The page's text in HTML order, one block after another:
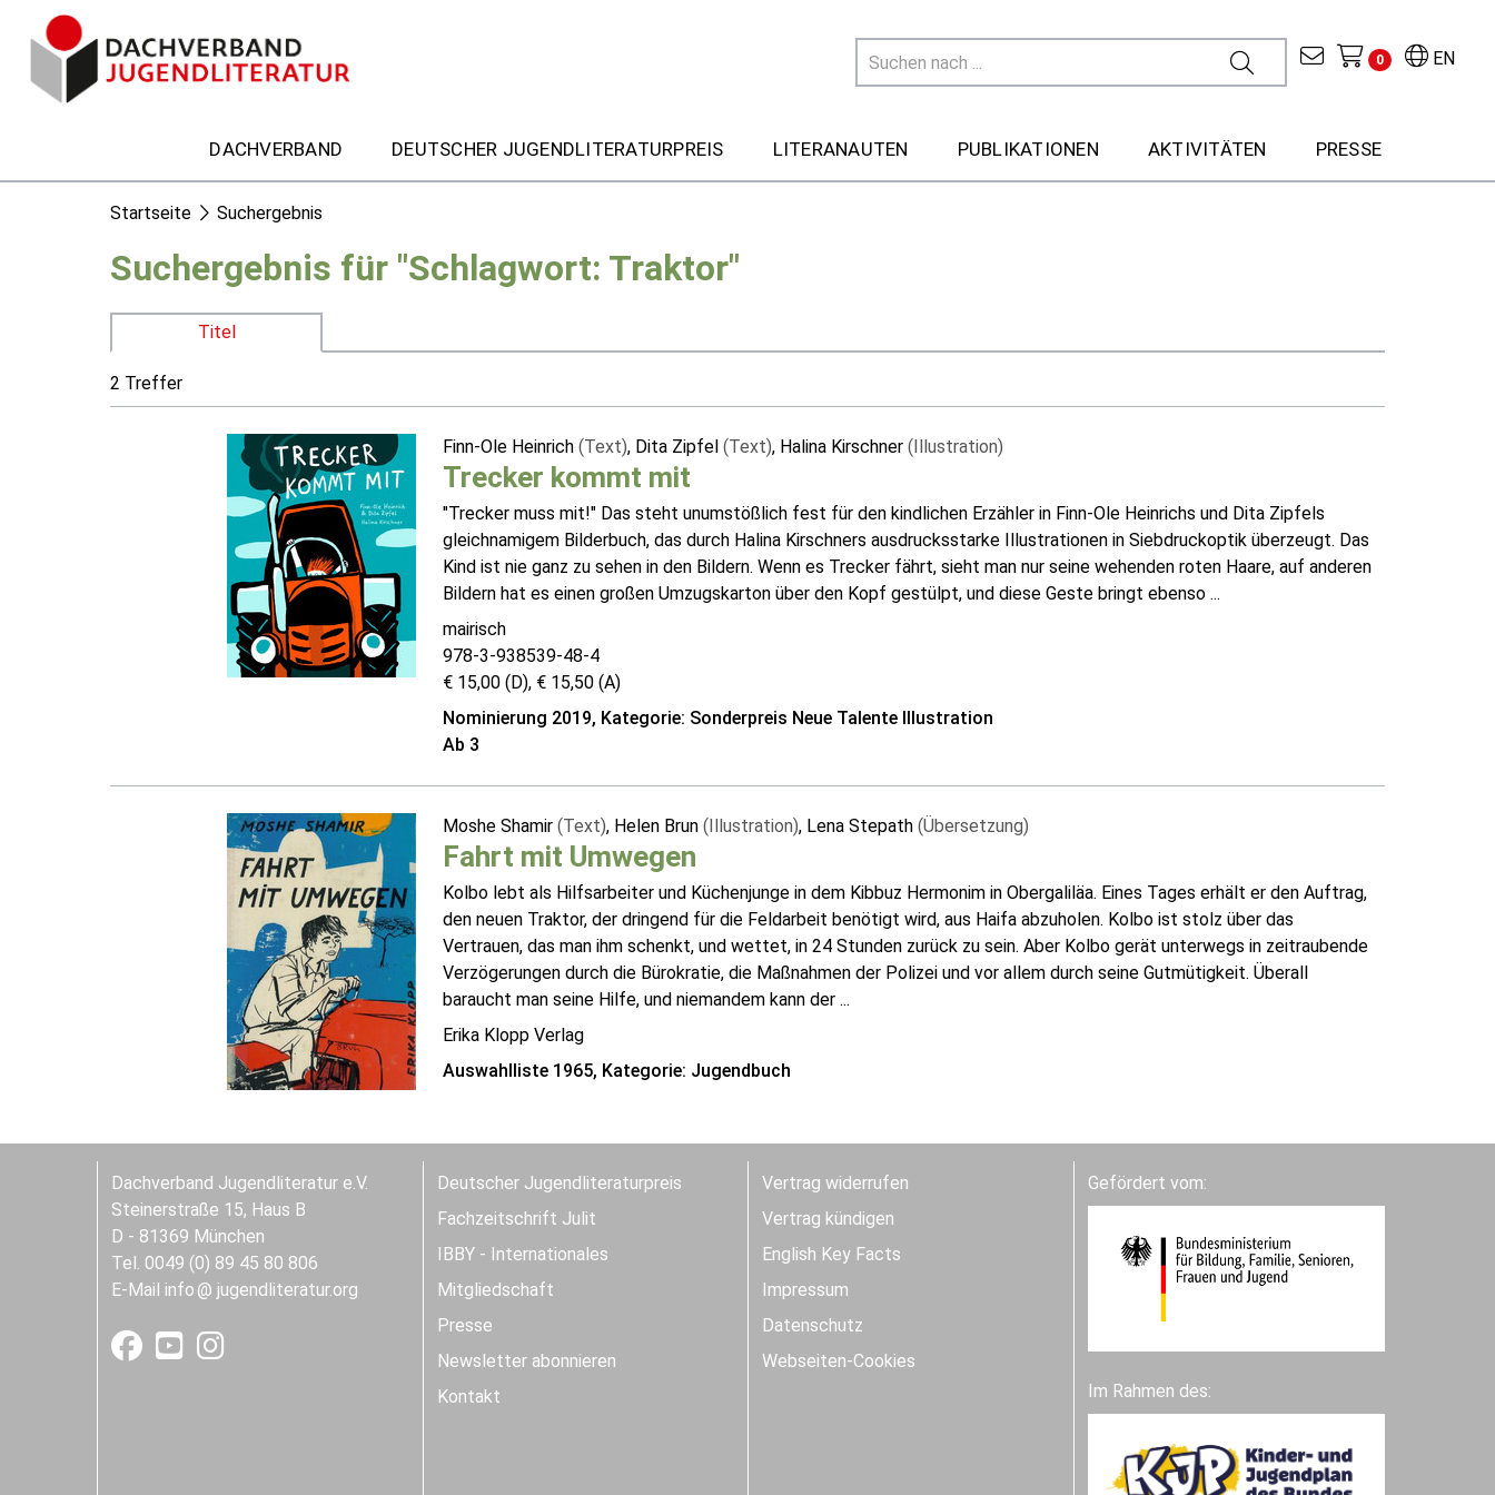
EN
0
DACHVERBAND DEUTSCHER JUGENDLITERATURPREIS LITERANAUTEN PUBLIKATIONEN AKTIVITÄTEN PRESSE
Startseite Suchergebnis
Suchergebnis für "Schlagwort: Traktor"
Titel
2 Treffer
Finn-Ole Heinrich (Text), Dita Zipfel (Text), Halina Kirschner (Illustration)
Trecker kommt mit
"Trecker muss mit!" Das steht unumstößlich fest für den kindlichen Erzähler in Finn-Ole Heinrichs und Dita Zipfels
gleichnamigem Bilderbuch, das durch Halina Kirschners ausdrucksstarke Illustrationen in Siebdruckoptik überzeugt. Das
Kind ist nie ganz zu sehen in den Bildern. Wenn es Trecker fährt, sieht man nur seine wehenden roten Haare, auf anderen
Bildern hat es einen großen Umzugskarton über den Kopf gestülpt, und diese Geste bringt ebenso ...
mairisch
978-3-938539-48-4
€ 15,00 (D), € 15,50 (A)
Nominierung 2019, Kategorie: Sonderpreis Neue Talente Illustration
Ab 3
Moshe Shamir (Text), Helen Brun (Illustration), Lena Stepath (Übersetzung)
Fahrt mit Umwegen
Kolbo lebt als Hilfsarbeiter und Küchenjunge in dem Kibbuz Hermonim in Obergaliläa. Eines Tages erhält er den Auftrag,
den neuen Traktor, der dringend für die Feldarbeit benötigt wird, aus Haifa abzuholen. Kolbo ist stolz über das
Vertrauen, das man ihm schenkt, und wettet, in 24 Stunden zurück zu sein. Aber Kolbo gerät unterwegs in zeitraubende
Verzögerungen durch die Bürokratie, die Maßnahmen der Polizei und vor allem durch seine Gutmütigkeit. Überall
baraucht man seine Hilfe, und niemandem kann der ...
Erika Klopp Verlag
Auswahlliste 1965, Kategorie: Jugendbuch
Dachverband Jugendliteratur e.V.
Steinerstraße 15, Haus B
D - 81369 München
Tel. 0049 (0) 89 45 80 806
E-Mail info jugendliteratur.org
Deutscher Jugendliteraturpreis
Fachzeitschrift Julit
IBBY - Internationales
Mitgliedschaft
Presse
Newsletter abonnieren
Kontakt
Vertrag widerrufen
Vertrag kündigen
English Key Facts
Impressum
Datenschutz
Webseiten-Cookies
Gefördert vom:
Im Rahmen des: